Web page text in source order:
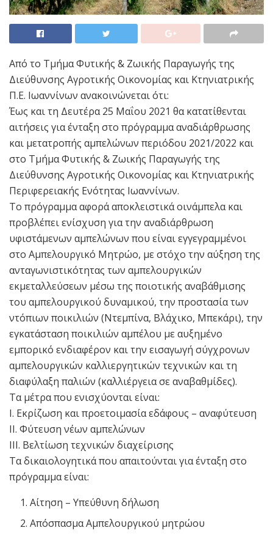
Από το Τμήμα Φυτικής & Ζωικής Παραγωγής της
Διεύθυνσης Αγροτικής Οικονομίας και Κτηνιατρικής
Π.Ε. Ιωαννίνων ανακοινώνεται ότι:
Έως και τη Δευτέρα 25 Μαΐου 2021 θα κατατίθενται
αιτήσεις για ένταξη στο πρόγραμμα αναδιάρθρωσης
και μετατροπής αμπελώνων περιόδου 2021/2022 και
στο Τμήμα Φυτικής & Ζωικής Παραγωγής της
Διεύθυνσης Αγροτικής Οικονομίας και Κτηνιατρικής
Περιφερειακής Ενότητας Ιωαννίνων.
Το πρόγραμμα αφορά αποκλειστικά οινάμπελα και
προβλέπει ενίσχυση για την αναδιάρθρωση
υφιστάμενων αμπελώνων που είναι εγγεγραμμένοι
στο Αμπελουργικό Μητρώο, με στόχο την αύξηση της
ανταγωνιστικότητας των αμπελουργικών
εκμεταλλεύσεων μέσω της ποιοτικής αναβάθμισης
του αμπελουργικού δυναμικού, την προστασία των
ντόπιων ποικιλιών (Ντεμπίνα, Βλάχικο, Μπεκάρι), την
εγκατάσταση ποικιλιών αμπέλου με αυξημένο
εμπορικό ενδιαφέρον και την εισαγωγή σύγχρονων
αμπελουργικών καλλιεργητικών τεχνικών και τη
διαφύλαξη παλιών (καλλιέργεια σε αναβαθμίδες).
Τα μέτρα που ενισχύονται είναι:
I. Εκρίζωση και προετοιμασία εδάφους – αναφύτευση
II. Φύτευση νέων αμπελώνων
III. Βελτίωση τεχνικών διαχείρισης
Τα δικαιολογητικά που απαιτούνται για ένταξη στο
πρόγραμμα είναι:
Αίτηση – Υπεύθυνη δήλωση
Απόσπασμα Αμπελουργικού μητρώου